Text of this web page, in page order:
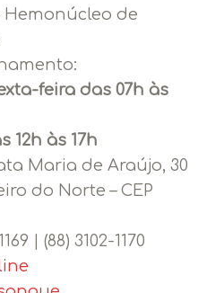
Hemonúcleo de
feira das 07h às
12h às 17h
Maria de Araújo, 30
do Norte – CEP
| (88) 3102-1170